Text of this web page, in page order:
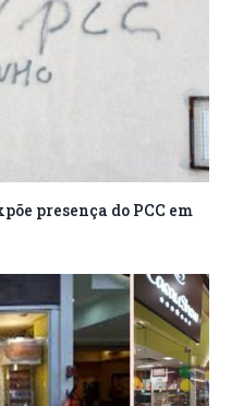
presença do PCC em